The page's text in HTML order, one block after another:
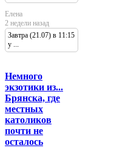
Елена
2 недели назад
Завтра (21.07) в 11:15
у ...
Немного
экзотики из...
Брянска, где
местных
католиков
почти не
осталось